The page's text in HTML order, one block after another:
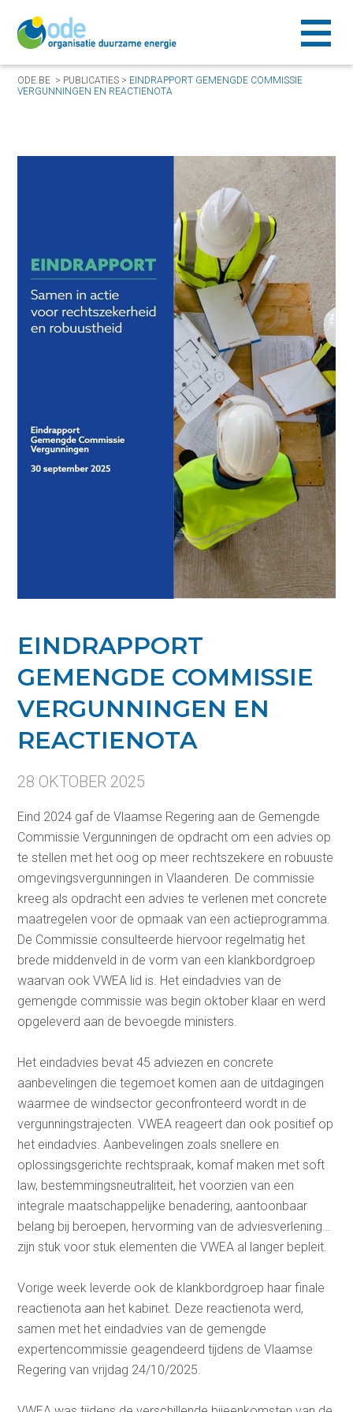
ODE.BE > PUBLICATIES > EINDRAPPORT GEMENGDE COMMISSIE
VERGUNNINGEN EN REACTIENOTA
EINDRAPPORT
GEMENGDE COMMISSIE
VERGUNNINGEN EN
REACTIENOTA
28 OKTOBER 2025
Eind 2024 gaf de Vlaamse Regering aan de Gemengde
Commissie Vergunningen de opdracht om een advies op
te stellen met het oog op meer rechtszekere en robuuste
omgevingsvergunningen in Vlaanderen. De commissie
kreeg als opdracht een advies te verlenen met concrete
maatregelen voor de opmaak van een actieprogramma.
De Commissie consulteerde hiervoor regelmatig het
brede middenveld in de vorm van een klankbordgroep
waarvan ook VWEA lid is. Het eindadvies van de
gemengde commissie was begin oktober klaar en werd
opgeleverd aan de bevoegde ministers.
Het eindadvies bevat 45 adviezen en concrete
aanbevelingen die tegemoet komen aan de uitdagingen
waarmee de windsector geconfronteerd wordt in de
vergunningstrajecten. VWEA reageert dan ook positief op
het eindadvies. Aanbevelingen zoals snellere en
oplossingsgerichte rechtspraak, komaf maken met soft
law, bestemmingsneutraliteit, het voorzien van een
integrale maatschappelijke benadering, aantoonbaar
belang bij beroepen, hervorming van de adviesverlening…
zijn stuk voor stuk elementen die VWEA al langer bepleit.
Vorige week leverde ook de klankbordgroep haar finale
reactienota aan het kabinet. Deze reactienota werd,
samen met het eindadvies van de gemengde
expertencommissie geagendeerd tijdens de Vlaamse
Regering van vrijdag 24/10/2025.